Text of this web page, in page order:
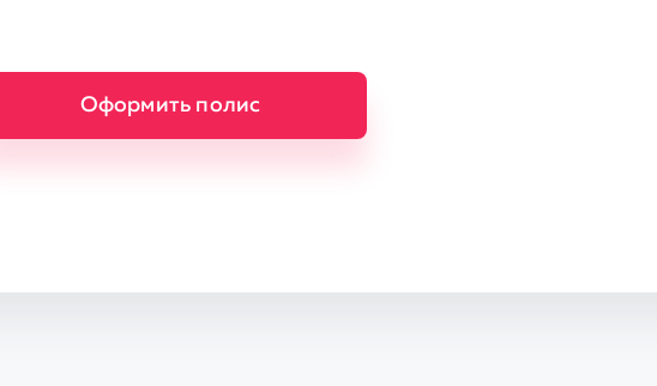
Оформить полис